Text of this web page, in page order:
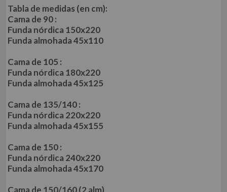
TELIA
FUNDA NÓRDICA DE ALGODÓN
BAJERA AJUSTABLE ALGODÓN
SÁBANA ENCIMERA ALGODÓN
FUNDA DE ALMOHADA ALGODÓN
MANTA
JUEGOS DE SÁBANAS ALGODÓN ORGÁNICO
BAJERA AJUSTABLE ALGODÓN ORGÁNICO
FUNDA ALMOHADA ALGODÓN ORGÁNICO
PIE DE CAMA
TEJIDOS (METRAJE)
TEJIDO LISO 50/50
TEJIDO LISO 100% ALGODÓN
TEJIDO ESTAMPADO
TEJIDO RESINADO
info@es-tela.com
pedidos@es-tela.com
Tabla de medidas (en cm):
Cama de 90 :
Funda nórdica 150x220
Funda almohada 45x110
Cama de 105 :
Funda nórdica 180x220
Funda almohada 45x125
Cama de 135/140 :
Funda nórdica 220x220
Funda almohada 45x155
Cama de 150 :
Funda nórdica 240x220
Funda almohada 45x170
Cama de 150/160 (2 alm)